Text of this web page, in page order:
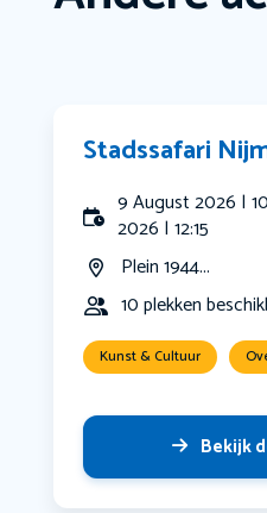
Stadssafari
9 August 2026 |
2026 | 12:15
Plein 1944...
10 plekken
Kunst & Cultuur
Bekijk